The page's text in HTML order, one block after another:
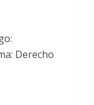
Derecho